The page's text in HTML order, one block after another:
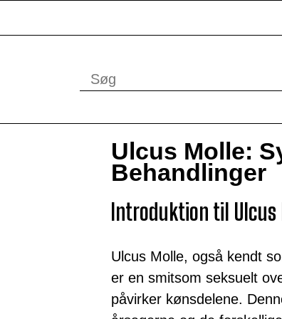
Ulcus Molle:
Behandlinger
Introduktion til Ulcus
Ulcus Molle, også kendt
er en smitsom seksuelt
påvirker kønsdelene.